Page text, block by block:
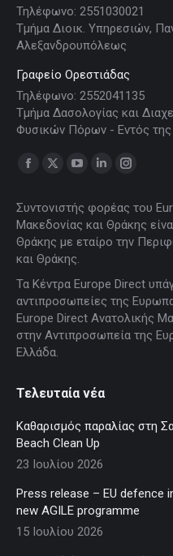
Τηλέφωνο: 2551030021
Τμήμα Διοικ. Υπηρεσιών,
Αλεξανδρουπόλεως
Γραφείο Ορεστιάδας
Τηλέφωνο: 2552041135
Τμήμα Δασολογίας και
Φυσικών Πόρων - Εντός της
Find us on:
Facebook
opens
in
new
window
X
opens
new
window
YouTube
opens
in
new
window
Linkedin
opens
window
Instagram
opens
window
Συντονιστής φορέας του
Μακεδονίας και Θράκης
Θράκης με εταίρο την
και Θράκης.
Τα Κέντρα Europe Direct
αντιπροσωπείες της
Europe Direct Ανατολικής
στην Αντιπροσωπεία της
Ελλάδα.
Τελευταία νέα
Καθαρισμός παραλίας στη
Beach Clean Up
23 Ιουλίου 2026
Press release – EU defence
new AGILE programme
15 Ιουλίου 2026